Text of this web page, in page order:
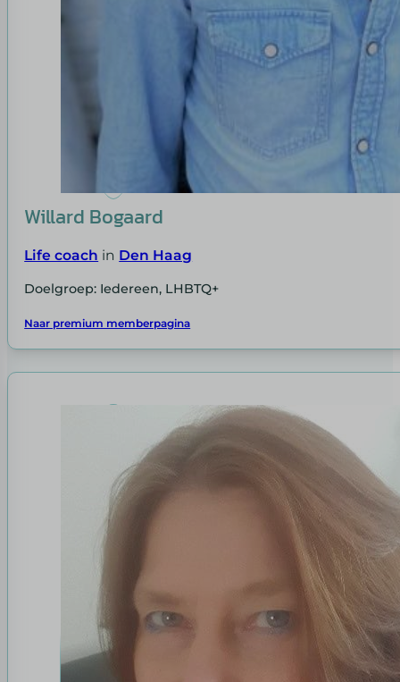
Willard Bogaard
Life coach in Den Haag
Doelgroep: Iedereen, LHBTQ+
Naar premium memberpagina